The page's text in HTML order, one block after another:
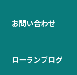
お問い合わせ
ローランブログ